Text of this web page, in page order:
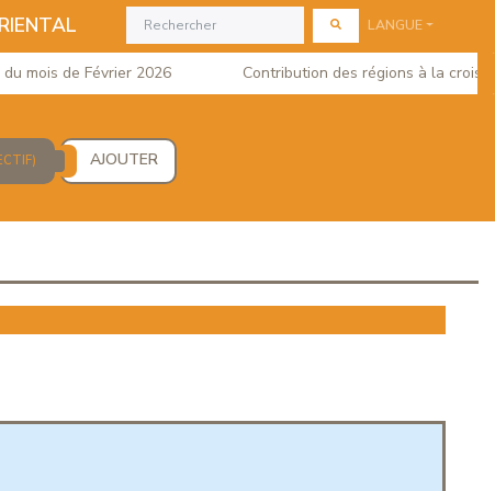
LANGUE
de Février 2026 Contribution des régions à la
AJOUTER